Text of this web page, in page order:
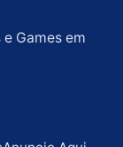
Games em